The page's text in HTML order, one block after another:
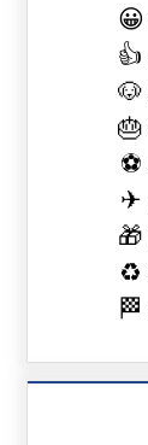
😀
👍
🐶
🎂
⚽
✈
🎁
♻
🏁